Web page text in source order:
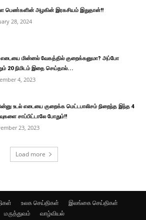
பெண்களின் அழகின் இரகசியம் இதுதான்!!
28, 2024
எடையை மின்னல் வேகத்தில் குறைக்கனுமா? அப்போ
20 நிமிடம் இதை செய்தால்...
4, 2023
உடல் எடையை குறைக்க மெட்டபாலிசம் நிறைந்த இந்த 4
சாப்பிட்டாலே போதும்!!
23, 2023
Load more
உலக செய்திகள்
இலங்கை செய்திகள்
மருத்துவம்
வாழ்வியல்